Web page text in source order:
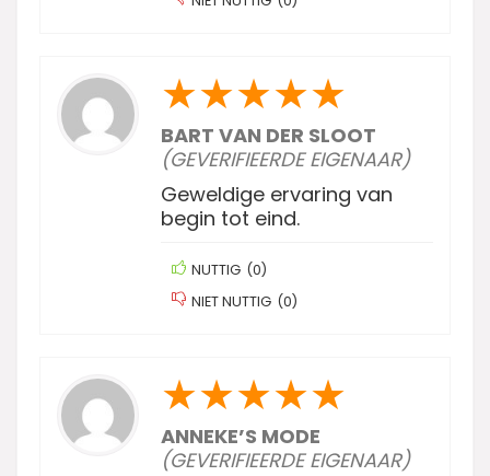
★★★★★
BART VAN DER SLOOT
(GEVERIFIEERDE EIGENAAR)
Geweldige ervaring van
begin tot eind.
NUTTIG (0)
NIET NUTTIG (0)
★★★★★
ANNEKE’S MODE
(GEVERIFIEERDE EIGENAAR)